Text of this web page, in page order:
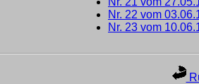
Nr. 22 vom
Nr. 23 vom